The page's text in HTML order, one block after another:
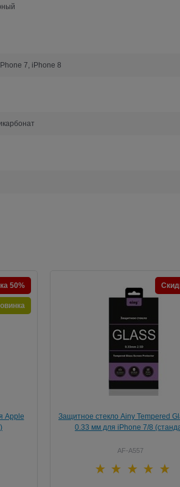
7, iPhone 8
Apple
50%
Защитное стекло Ainy Tempered
0.33 мм для iPhone 7/8
AF-A557